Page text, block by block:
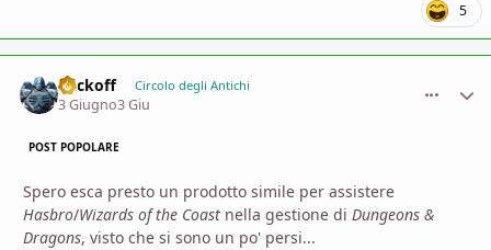
5
Vackoff Circolo degli Antichi
3 Giugno3 Giu
POST POPOLARE
Spero esca presto un prodotto simile per assistere
Hasbro/Wizards of the Coast nella gestione di Dungeons &
Dragons, visto che si sono un po' persi...